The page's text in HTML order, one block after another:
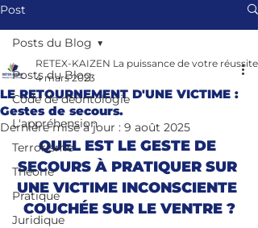
Post
Posts du Blog
Code de déontologie
L'appréhension
Terrorisme
Théorie
Pratique
Juridique
Posts du Blog
LE RETOURNEMENT D'UNE VICTIME :
Gestes de secours.
RETEX-KAIZEN La puissance de votre réussite
4 mars 2023
Dernière mise à jour : 9 août 2025
QUEL EST LE GESTE DE
SECOURS À PRATIQUER SUR
UNE VICTIME INCONSCIENTE
COUCHÉE SUR LE VENTRE ?